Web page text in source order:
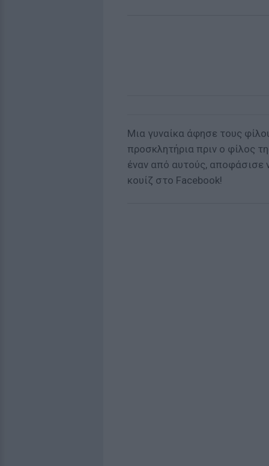
Μια γυναίκα άφησε τους
προσκλητήρια πριν ο φίλος
έναν από αυτούς, αποφάσισε
κουίζ στο Facebook!